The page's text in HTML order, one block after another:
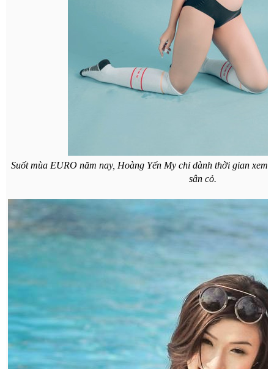
Suốt mùa EURO năm nay, Hoàng Yến My chỉ dành thời gian
sân cỏ.